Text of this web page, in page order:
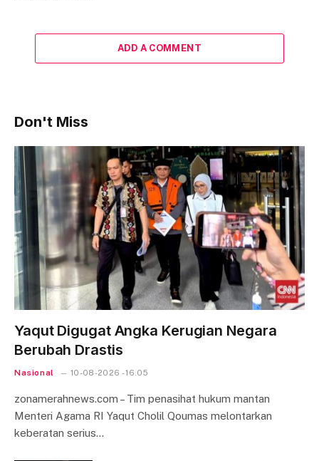
ADD A COMMENT
Don't Miss
Yaqut Digugat Angka Kerugian Negara
Berubah Drastis
Nasional 10-08-2026 - 16.05
zonamerahnews.com – Tim penasihat hukum mantan
Menteri Agama RI Yaqut Cholil Qoumas melontarkan
keberatan serius…